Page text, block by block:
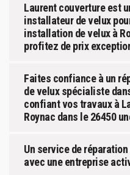
Laurent couverture est
installateur de velux
installation de velux à
profitez de prix
Faites confiance à un
de velux spécialiste
confiant vos travaux à
Roynac dans le 26450
Un service de
avec une entreprise